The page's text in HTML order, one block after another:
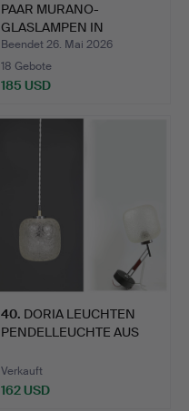
PAAR MURANO-
GLASLAMPEN IN
TRAUBENFORM.
Beendet 26. Mai 2026
18 Gebote
185 USD
40. DORIA LEUCHTEN
PENDELLEUCHTE AUS
Verkauft
162 USD